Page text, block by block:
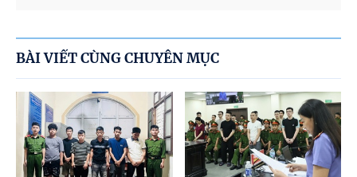
BÀI VIẾT CÙNG CHUYÊN MỤC